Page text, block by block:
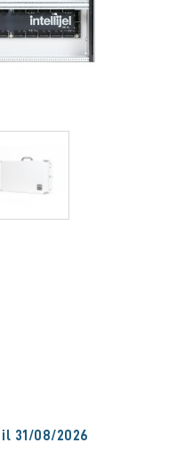
31/08/2026